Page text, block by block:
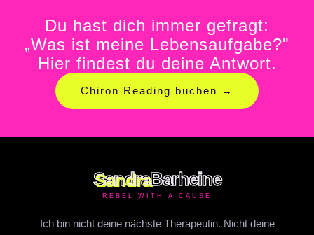
Du hast dich immer gefragt:
„Was ist meine Lebensaufgabe?"
Hier findest du deine Antwort.
Chiron Reading buchen →
SandraBarheine
REBEL WITH A CAUSE
Ich bin nicht deine nächste Therapeutin. Nicht deine